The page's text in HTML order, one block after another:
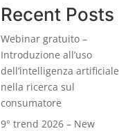
Recent Posts
Webinar gratuito –
Introduzione all’uso
dell’intelligenza artificiale
nella ricerca sul
consumatore
9° trend 2026 – New